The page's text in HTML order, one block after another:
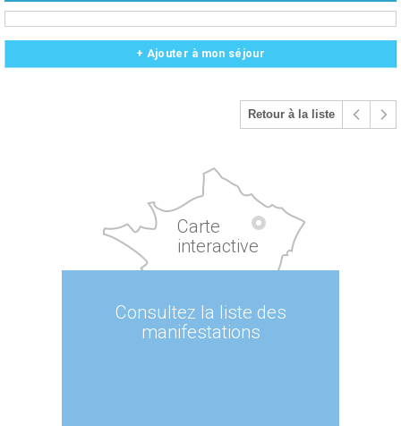
+ Ajouter à mon séjour
Retour à la liste
Carte
interactive
Consultez la liste des
manifestations